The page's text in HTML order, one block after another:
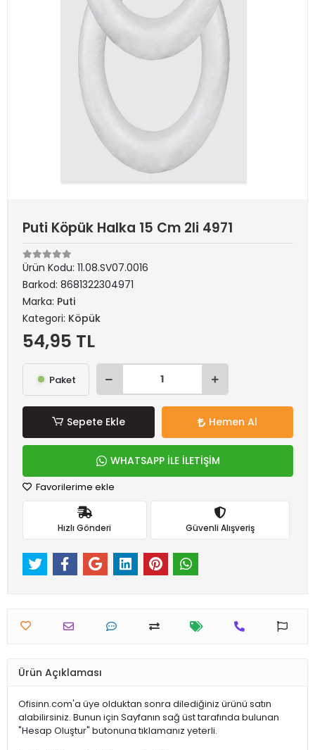
Puti Köpük Halka 15 Cm 2li 4971
Ürün Kodu: 11.08.SV07.0016
Barkod: 8681322304971
Marka: Puti
Kategori: Köpük
54,95 TL
Paket
Sepete Ekle Hemen Al
WHATSAPP İLE İLETİŞİM
Favorilerime ekle
Hızlı Gönderi Güvenli Alışveriş
Ürün Açıklaması
Ofisinn.com'a üye olduktan sonra dilediğiniz ürünü satın
alabilirsiniz. Bunun için Sayfanın sağ üst tarafında bulunan
"Hesap Oluştur" butonuna tıklamanız yeterli.